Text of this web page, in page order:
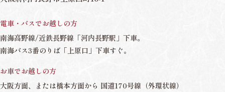
電車・バスでお越しの方
南海高野線/近鉄長野線「河内長野駅」下車。
南海バス3番のりば「上原口」下車すぐ。
お車でお越しの方
大阪方面、または橋本方面から 国道170号線（外環状線）